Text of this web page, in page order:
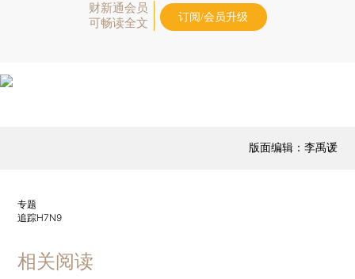
财新通会员
可畅读全文
订阅/会员升级
版面编辑：李禹谖
专题
追踪H7N9
相关阅读